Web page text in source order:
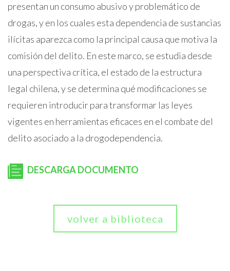
presentan un consumo abusivo y problemático de
drogas, y en los cuales esta dependencia de sustancias
ilícitas aparezca como la principal causa que motiva la
comisión del delito. En este marco, se estudia desde
una perspectiva crítica, el estado de la estructura
legal chilena, y se determina qué modificaciones se
requieren introducir para transformar las leyes
vigentes en herramientas eficaces en el combate del
delito asociado a la drogodependencia.
DESCARGA DOCUMENTO
volver a biblioteca